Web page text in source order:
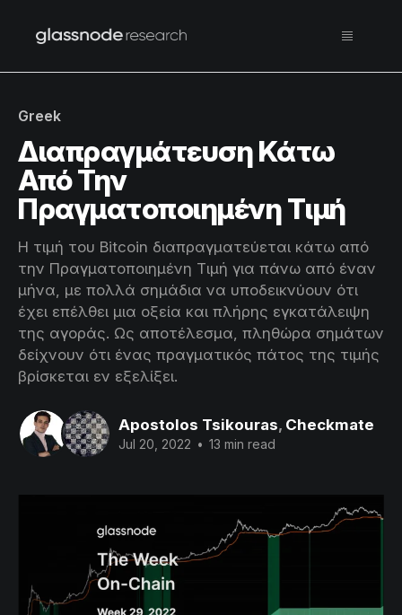
Greek
Διαπραγμάτευση Κάτω
Από Την
Πραγματοποιημένη Τιμή
Η τιμή του Bitcoin διαπραγματεύεται κάτω από
την Πραγματοποιημένη Τιμή για πάνω από έναν
μήνα, με πολλά σημάδια να υποδεικνύουν ότι
έχει επέλθει μια οξεία και πλήρης εγκατάλειψη
της αγοράς. Ως αποτέλεσμα, πληθώρα σημάτων
δείχνουν ότι ένας πραγματικός πάτος της τιμής
βρίσκεται εν εξελίξει.
Apostolos Tsikouras, Checkmate
Jul 20, 2022 • 13 min read